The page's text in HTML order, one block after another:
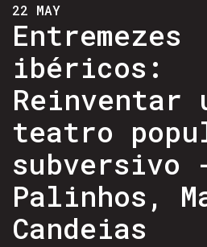
22 MAY
Entremezes
ibéricos:
Reinventar
teatro
subversivo
Palinhos,
Candeias